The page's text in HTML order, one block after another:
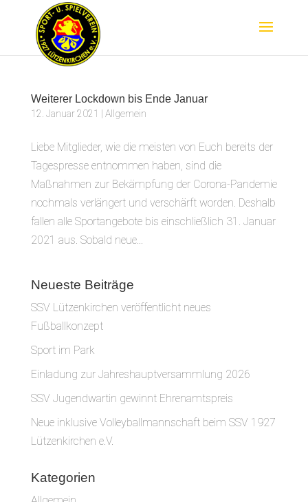
Weiterer Lockdown bis Ende Januar
12. Januar 2021 Allgemein
Liebe Mitglieder, wie die meisten von Euch bereits der
Tagespresse entnommen haben, sind die
Maßnahmen zur Bekämpfung der Corona-Pandemie
nochmals verlängert und verschärft worden. Deshalb
fallen alle Sportangebote bis einschließlich 31. Januar
2021 aus. Sobald neue...
Neueste Beiträge
SSV Lützenkirchen veröffentlicht neues
Fußballkonzept
Sport im Park
Einladung zur Jahreshauptversammlung 2026
SSV Jugendwartin gewinnt Ehrenamtspreis
Neue inklusive Volleyballmannschaft beim SSV 1927
Lützenkirchen e.V.
Kategorien